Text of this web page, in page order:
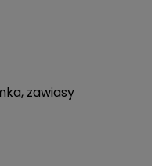
zawiasy